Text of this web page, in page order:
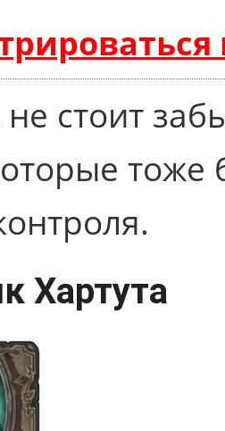
стоит
тоже
Хартута